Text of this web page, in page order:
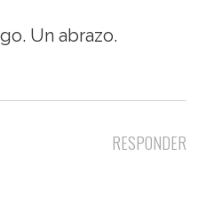
Un abrazo.
RESPONDER